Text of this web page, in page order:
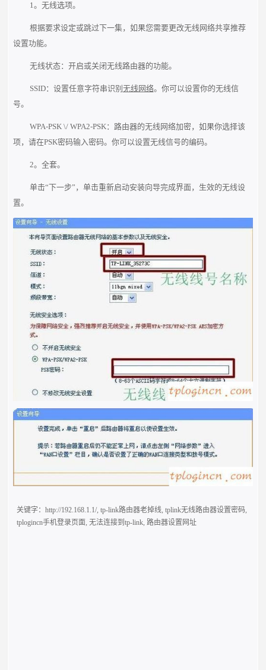
1。无线选项。
根据要求设定或跳过下一集，如果您需要更改无线网络共享推荐
设置功能。
无线状态：开启或关闭无线路由器的功能。
SSID：设置任意字符串识别 无线网络。你可以设置你的无线信
号。
WPA-PSK \/ WPA2-PSK：路由器的无线网络加密，如果你选择该
项，请在PSK密码输入密码。你可以设置无线信号的编码。
2。全套。
单击“下一步”，单击重新启动安装向导完成界面，生效的无线设
置。
关键字：http://192.168.1.1/,tp-link路由器老掉线,tplink无线路由器设置密码,
tplogincn手机登录页面,无法连接到tp-link,路由器设置网址